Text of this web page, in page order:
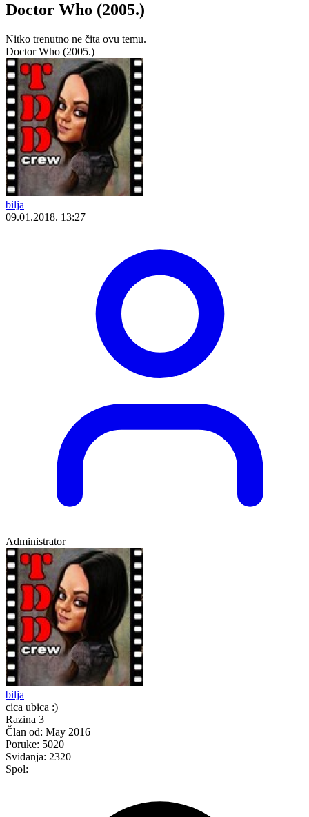
Doctor Who (2005.)
Nitko trenutno ne čita ovu temu.
Doctor Who (2005.)
bilja
09.01.2018. 13:27
Administrator
bilja
cica ubica :)
Razina 3
Član od: May 2016
Poruke: 5020
Sviđanja: 2320
Spol: